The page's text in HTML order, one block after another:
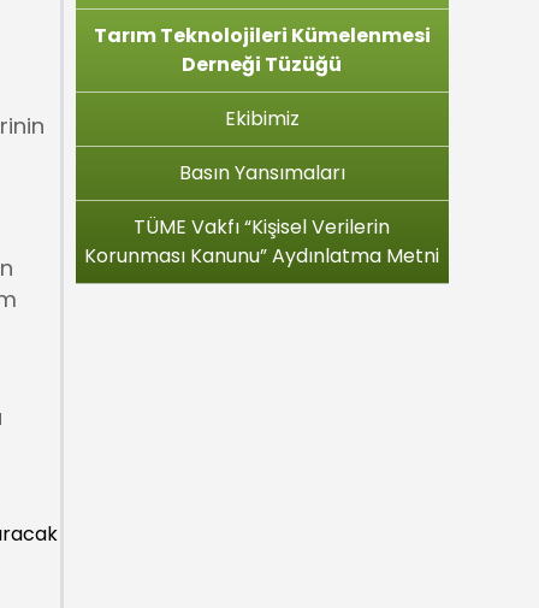
Tarım Teknolojileri Kümelenmesi
Derneği Tüzüğü
Ekibimiz
Basın Yansımaları
TÜME Vakfı “Kişisel Verilerin
Korunması Kanunu” Aydınlatma Metni